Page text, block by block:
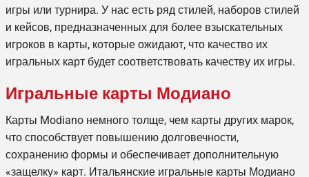
игры или турнира. У нас есть ряд стилей, наборов стилей
и кейсов, предназначенных для более взыскательных
игроков в карты, которые ожидают, что качество их
игральных карт будет соответствовать качеству их игры.
Игральные карты Модиано
Карты Modiano немного толще, чем карты других марок,
что способствует повышению долговечности,
сохранению формы и обеспечивает дополнительную
«защелку» карт. Итальянские игральные карты Модиано